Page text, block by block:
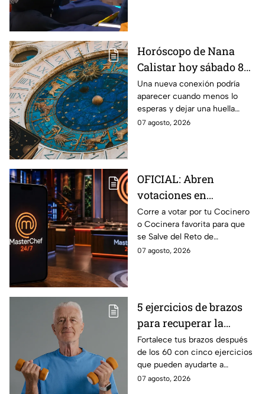
Horóscopo de Nana
Calistar hoy sábado 8
de agosto del 2026 para
cada signo; una
conexión inesperada
podría transformar tus
Una nueva conexión podría
aparecer cuando menos lo
esperas y dejar una huella
importante.
07 agosto, 2026
OFICIAL: Abren
votaciones en
MasterChef 24/7 para
que salves a un
Cocinero del Reto de
Eliminación de este
Corre a votar por tu Cocinero
o Cocinera favorita para que
se Salve del Reto de
Eliminación de MasterChef
07 agosto, 2026
5 ejercicios de brazos
para recuperar la
fuerza después de los
60
Fortalece tus brazos después
de los 60 con cinco ejercicios
que pueden ayudarte a
recuperar fuerza, movilidad y
07 agosto, 2026